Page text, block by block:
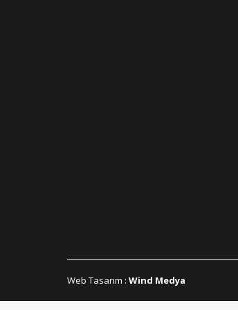
Web Tasarım : Wind Medya